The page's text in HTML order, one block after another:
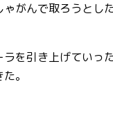
がんで取ろうとし
を引き上げていった
。